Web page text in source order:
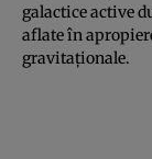
galactice active
aflate în
gravitaționale.